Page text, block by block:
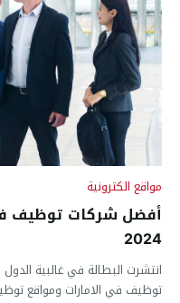
مواقع الكترونية
أفضل شركات توظيف
2024
انتشرت البطالة في غالبية
توظيف في الامارات ومواقع